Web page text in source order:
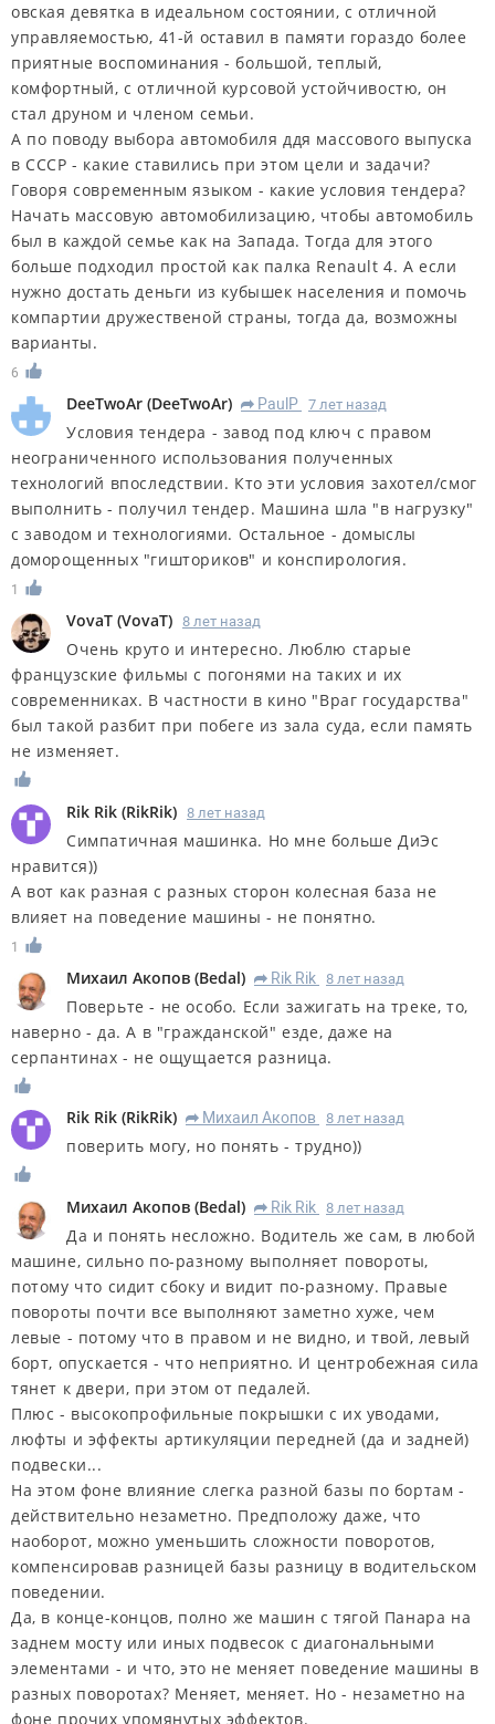
овская девятка в идеальном состоянии, с отличной
управляемостью, 41-й оставил в памяти гораздо более
приятные воспоминания - большой, теплый,
комфортный, с отличной курсовой устойчивостю, он
стал друном и членом семьи.
А по поводу выбора автомобиля ддя массового выпуска
в СССР - какие ставились при этом цели и задачи?
Говоря современным языком - какие условия тендера?
Начать массовую автомобилизацию, чтобы автомобиль
был в каждой семье как на Запада. Тогда для этого
больше подходил простой как палка Renault 4. А если
нужно достать деньги из кубышек населения и помочь
компартии дружественой страны, тогда да, возможны
варианты.
6
DeeTwoAr (DeeTwoAr) R PaulP 7 лет назад
Условия тендера - завод под ключ с правом
неограниченного использования полученных
технологий впоследствии. Кто эти условия захотел/смог
выполнить - получил тендер. Машина шла "в нагрузку"
с заводом и технологиями. Остальное - домыслы
доморощенных "гишториков" и конспирология.
1
VovaT (VovaT) 8 лет назад
Очень круто и интересно. Люблю старые
французские фильмы с погонями на таких и их
современниках. В частности в кино "Враг государства"
был такой разбит при побеге из зала суда, если память
не изменяет.
Rik Rik (RikRik) 8 лет назад
Симпатичная машинка. Но мне больше ДиЭс
нравится))
А вот как разная с разных сторон колесная база не
влияет на поведение машины - не понятно.
1
Михаил Акопов (Bedal) R Rik Rik 8 лет назад
Поверьте - не особо. Если зажигать на треке, то,
наверно - да. А в "гражданской" езде, даже на
серпантинах - не ощущается разница.
Rik Rik (RikRik) R Михаил Акопов 8 лет назад
поверить могу, но понять - трудно))
Михаил Акопов (Bedal) R Rik Rik 8 лет назад
Да и понять несложно. Водитель же сам, в любой
машине, сильно по-разному выполняет повороты,
потому что сидит сбоку и видит по-разному. Правые
повороты почти все выполняют заметно хуже, чем
левые - потому что в правом и не видно, и твой, левый
борт, опускается - что неприятно. И центробежная сила
тянет к двери, при этом от педалей.
Плюс - высокопрофильные покрышки с их уводами,
люфты и эффекты артикуляции передней (да и задней)
подвески...
На этом фоне влияние слегка разной базы по бортам -
действительно незаметно. Предположу даже, что
наоборот, можно уменьшить сложности поворотов,
компенсировав разницей базы разницу в водительском
поведении.
Да, в конце-концов, полно же машин с тягой Панара на
заднем мосту или иных подвесок с диагональными
элементами - и что, это не меняет поведение машины в
разных поворотах? Меняет, меняет. Но - незаметно на
фоне прочих упомянутых эффектов.